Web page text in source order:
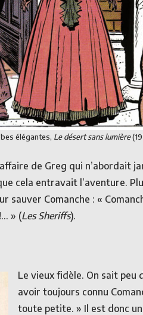
élégantes, Le désert sans lumière
de Greg qui n’abordait
cela entravait l’aventure.
sauver Comanche : «
» (Les Sheriffs).
Le vieux fidèle. On sait peu
avoir toujours connu
toute petite. » Il est donc